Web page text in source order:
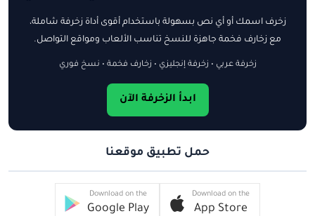
زخرف اسمك أو أي نص بسهولة باستخدام أقوى أداة زخرفة شاملة،
مع زخارف فخمة جاهزة للنسخ تناسب الألعاب ومواقع التواصل.
زخرفة عربي • زخرفة إنجليزي • زخارف فخمة • نسخ فوري
ابدأ الزخرفة الآن
حمل تطبيق موقعنا
Download on the
App Store
Download on the
Google Play